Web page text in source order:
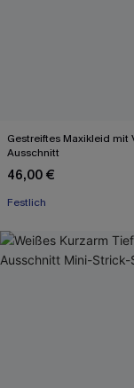
Gestreiftes Maxikleid mit
Ausschnitt
46,00 €
Festlich